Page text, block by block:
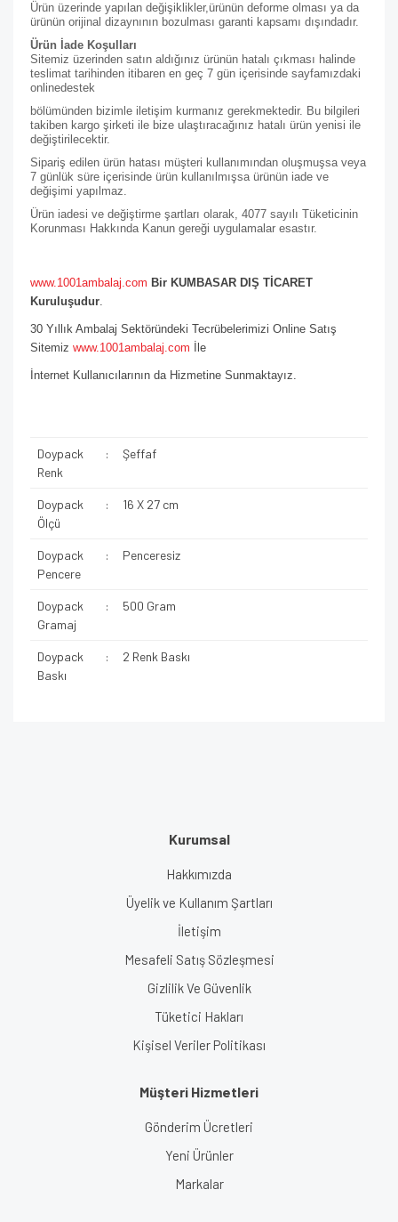
Ürün üzerinde yapılan değişiklikler,ürünün deforme olması ya da
ürünün orijinal dizaynının bozulması garanti kapsamı dışındadır.
Ürün İade Koşulları
Sitemiz üzerinden satın aldığınız ürünün hatalı çıkması halinde
teslimat tarihinden itibaren en geç 7 gün içerisinde sayfamızdaki
onlinedestek
bölümünden bizimle iletişim kurmanız gerekmektedir. Bu bilgileri
takiben kargo şirketi ile bize ulaştıracağınız hatalı ürün yenisi ile
değiştirilecektir.
Sipariş edilen ürün hatası müşteri kullanımından oluşmuşsa veya
7 günlük süre içerisinde ürün kullanılmışsa ürünün iade ve
değişimi yapılmaz.
Ürün iadesi ve değiştirme şartları olarak, 4077 sayılı Tüketicinin
Korunması Hakkında Kanun gereği uygulamalar esastır.
www.1001ambalaj.com Bir KUMBASAR DIŞ TİCARET
Kuruluşudur.
30 Yıllık Ambalaj Sektöründeki Tecrübelerimizi Online Satış
Sitemiz www.1001ambalaj.com İle
İnternet Kullanıcılarının da Hizmetine Sunmaktayız.
Doypack
Renk
: Şeffaf
Doypack
Ölçü
: 16 X 27 cm
Doypack
Pencere
: Penceresiz
Doypack
Gramaj
: 500 Gram
Doypack
Baskı
: 2 Renk Baskı
Kurumsal
Hakkımızda
Üyelik ve Kullanım Şartları
İletişim
Mesafeli Satış Sözleşmesi
Gizlilik Ve Güvenlik
Tüketici Hakları
Kişisel Veriler Politikası
Müşteri Hizmetleri
Gönderim Ücretleri
Yeni Ürünler
Markalar